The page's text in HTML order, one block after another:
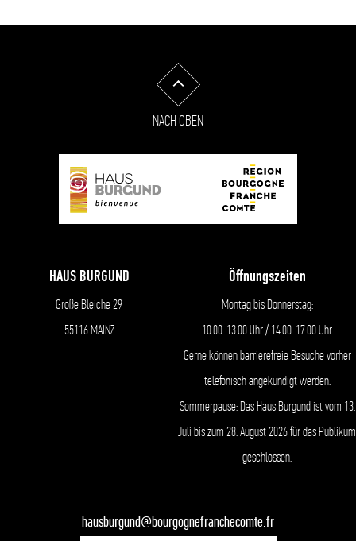
NACH OBEN
HAUS BURGUND
Große Bleiche 29
55116 MAINZ
Öffnungszeiten
Montag bis Donnerstag:
10:00-13:00 Uhr / 14:00-17:00 Uhr
Gerne können barrierefreie Besuche vorher
telefonisch angekündigt werden.
Sommerpause: Das Haus Burgund ist vom 13.
Juli bis zum 28. August 2026 für das Publikum
geschlossen.
hausburgund@bourgognefranchecomte.fr